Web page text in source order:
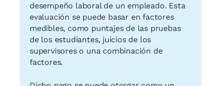
desempeño laboral de un empleado. Esta
evaluación se puede basar en factores
medibles, como puntajes de las pruebas
de los estudiantes, juicios de los
supervisores o una combinación de
factores.